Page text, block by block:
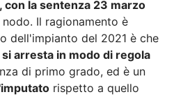
la sentenza 23 marzo
Il ragionamento è
dell'impianto del 2021 è che
si arresta in modo di regola
di primo grado, ed è un
rispetto a quello